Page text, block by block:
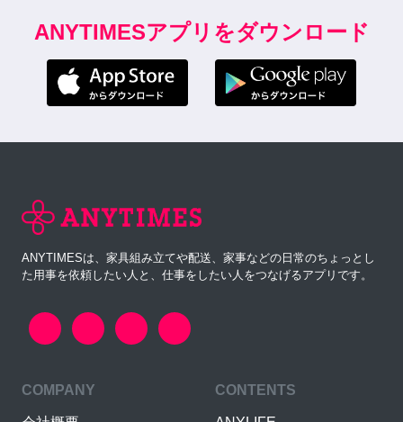
ANYTIMESアプリをダウンロード
ANYTIMESは、家具組み立てや配送、家事などの日常のちょっとし
た用事を依頼したい人と、仕事をしたい人をつなげるアプリです。
COMPANY CONTENTS